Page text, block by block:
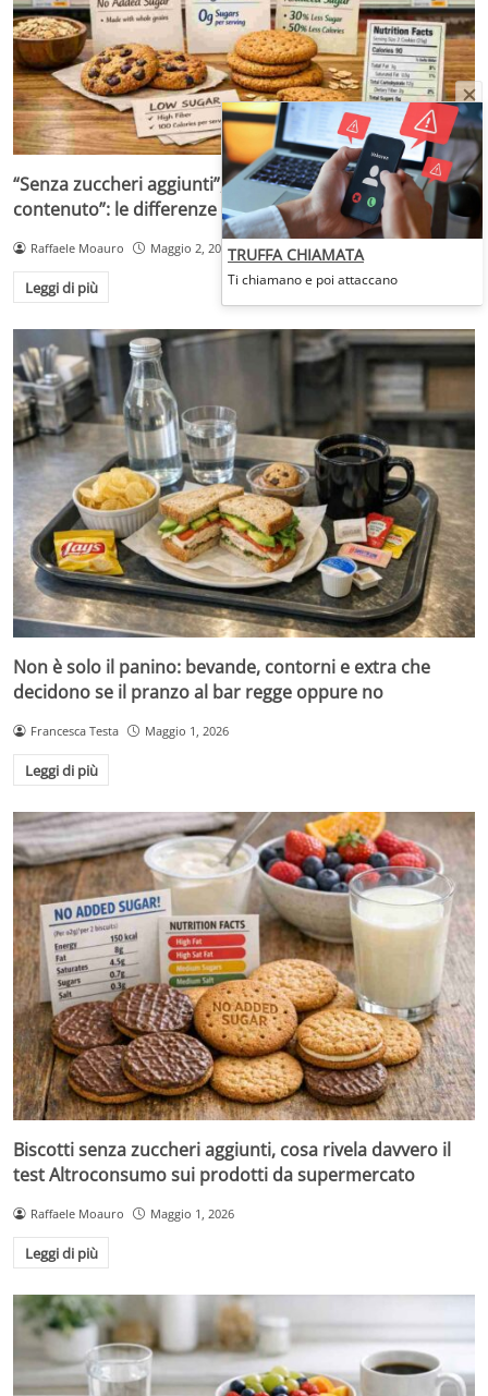
“Senza zuccheri aggiunti”, “senza zuccheri” o “a ridotto
contenuto”: le differenze che cambiano la scelta
Raffaele Moauro Maggio 2, 2026
Leggi di più
Non è solo il panino: bevande, contorni e extra che
decidono se il pranzo al bar regge oppure no
Francesca Testa Maggio 1, 2026
Leggi di più
Biscotti senza zuccheri aggiunti, cosa rivela davvero il
test Altroconsumo sui prodotti da supermercato
Raffaele Moauro Maggio 1, 2026
Leggi di più
TRUFFA CHIAMATA
Ti chiamano e poi attaccano